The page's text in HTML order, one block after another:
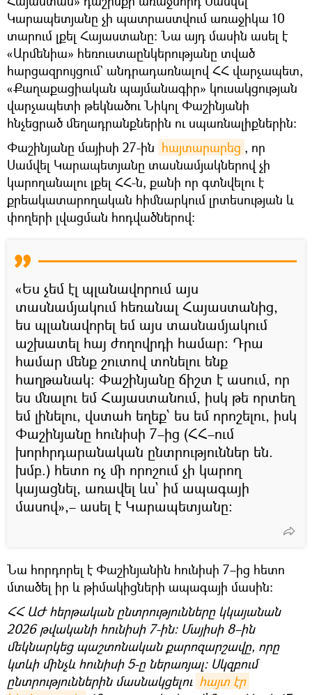
Կարապետյանը չի պատրաստվում առաջիկա 10
տարում լքել Հայաստանը։ Նա այդ մասին ասել է
«Արմենիա» հեռուստաընկերությանը տված
հարցազրույցում` անդրադառնալով ՀՀ վարչապետ,
«Քաղաքացիական պայմանագիր» կուսակցության
վարչապետի թեկնածու Նիկոլ Փաշինյանի
հնչեցրած մեղադրանքներին ու սպառնալիքներին։
Փաշինյանը մայիսի 27-ին հայտարարեց , որ
Սամվել Կարապետյանը տասնամյակներով չի
կարողանալու լքել ՀՀ-ն, քանի որ գտնվելու է
քրեակատարողական հիմնարկում լրտեսության և
փողերի լվացման հոդվածներով։
«Ես չեմ էլ պլանավորում այս
տասնամյակում հեռանալ Հայաստանից,
ես պլանավորել եմ այս տասնամյակում
աշխատել հայ ժողովրդի համար։ Դրա
համար մենք շուտով տոնելու ենք
հաղթանակ։ Փաշինյանը ճիշտ է ասում, որ
ես մնալու եմ Հայաստանում, իսկ թե որտեղ
եմ լինելու, վստահ եղեք՝ ես եմ որոշելու, իսկ
Փաշինյանը հունիսի 7–ից (ՀՀ–ում
խորհրդարանական ընտրություններ են.
խմբ.) հետո ոչ մի որոշում չի կարող
կայացնել, առավել ևս` իմ ապագայի
մասով»,– ասել է Կարապետյանը։
Նա հորդորել է Փաշինյանին հունիսի 7–ից հետո
մտածել իր և թիմակիցների ապագայի մասին։
ՀՀ ԱԺ հերթական ընտրությունները կկայանան
2026 թվականի հունիսի 7-ին։ Մայիսի 8–ին
մեկնարկեց պաշտոնական քարոզարշավը, որը
կտևի մինչև հունիսի 5-ը ներառյալ։ Սկզբում
ընտրություններին մասնակցելու հայտ էր